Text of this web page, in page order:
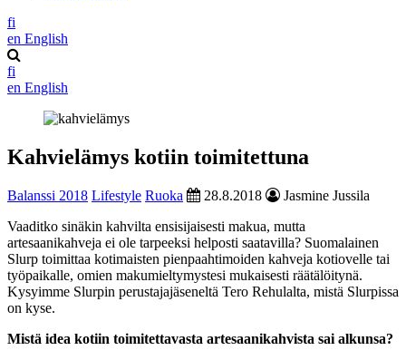
fi
en English
fi
en English
Kahvielämys kotiin toimitettuna
Balanssi 2018 Lifestyle Ruoka 28.8.2018
Jasmine Jussila
Vaaditko sinäkin kahvilta ensisijaisesti makua, mutta
artesaanikahveja ei ole tarpeeksi helposti saatavilla? Suomalainen
Slurp toimittaa kotimaisten pienpaahtimoiden kahveja kotiovelle tai
työpaikalle, omien makumieltymystesi mukaisesti räätälöitynä.
Kysyimme Slurpin perustajajäseneltä Tero Rehulalta, mistä Slurpissa
on kyse.
Mistä idea kotiin toimitettavasta artesaanikahvista sai alkunsa?